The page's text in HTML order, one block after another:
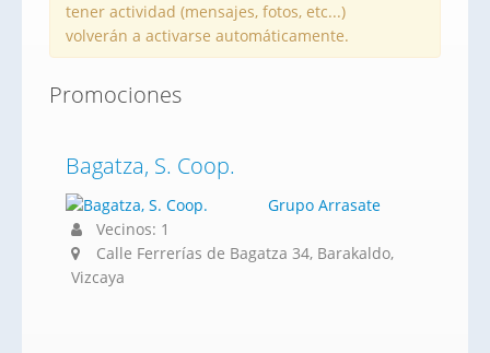
tener actividad (mensajes, fotos, etc...)
volverán a activarse automáticamente.
Promociones
Bagatza, S. Coop.
Grupo Arrasate
Vecinos: 1
Calle Ferrerías de Bagatza 34, Barakaldo,
Vizcaya